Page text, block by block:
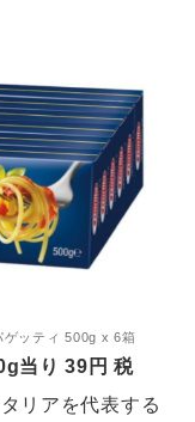
ッティ 500g x 6箱
当り 39円 税
リアを代表する